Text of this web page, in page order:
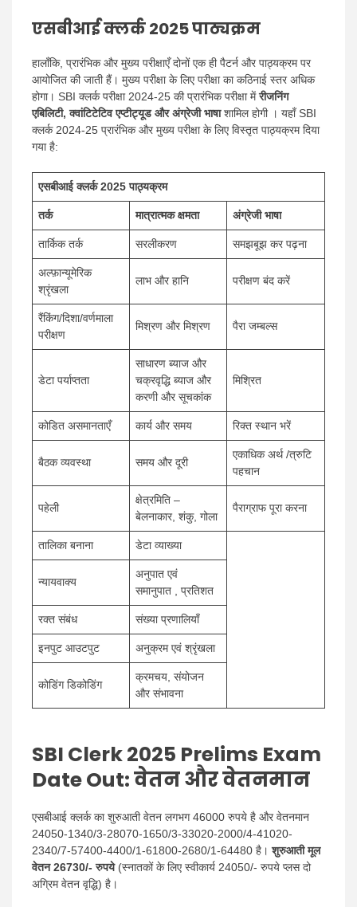
एसबीआई क्लर्क 2025 पाठ्यक्रम
हालाँकि, प्रारंभिक और मुख्य परीक्षाएँ दोनों एक ही पैटर्न और पाठ्यक्रम पर
आयोजित की जाती हैं। मुख्य परीक्षा के लिए परीक्षा का कठिनाई स्तर अधिक
होगा। SBI क्लर्क परीक्षा 2024-25 की प्रारंभिक परीक्षा मेंरीजनिंग
एबिलिटी, क्वांटिटेटिव एप्टीट्यूड और अंग्रेजी भाषाशामिल होगी । यहाँ SBI
क्लर्क 2024-25 प्रारंभिक और मुख्य परीक्षा के लिए विस्तृत पाठ्यक्रम दिया
गया है:
एसबीआई क्लर्क 2025 पाठ्यक्रम
तर्क मात्रात्मक क्षमता अंग्रेजी भाषा
तार्किक तर्क सरलीकरण समझबूझ कर पढ़ना
अल्फ़ान्यूमेरिक
श्रृंखला
लाभ और हानि परीक्षण बंद करें
रैंकिंग/दिशा/वर्णमाला
परीक्षण
मिश्रण और मिश्रण पैरा जम्बल्स
डेटा पर्याप्तता
साधारण ब्याज और
चक्रवृद्धि ब्याज और
करणी और सूचकांक
मिश्रित
कोडित असमानताएँ कार्य और समय रिक्त स्थान भरें
बैठक व्यवस्था समय और दूरी
एकाधिक अर्थ /त्रुटि
पहचान
पहेली
क्षेत्रमिति –
बेलनाकार, शंकु, गोला
पैराग्राफ पूरा करना
तालिका बनाना डेटा व्याख्या
न्यायवाक्य
अनुपात एवं
समानुपात , प्रतिशत
रक्त संबंध संख्या प्रणालियाँ
इनपुट आउटपुट अनुक्रम एवं श्रृंखला
कोडिंग डिकोडिंग
क्रमचय, संयोजन
और संभावना
SBI Clerk 2025 Prelims Exam
Date Out: वेतन और वेतनमान
एसबीआई क्लर्क का शुरुआती वेतन लगभग 46000 रुपये है और वेतनमान
24050-1340/3-28070-1650/3-33020-2000/4-41020-
2340/7-57400-4400/1-61800-2680/1-64480 है।शुरुआती मूल
वेतन 26730/- रुपये(स्नातकों के लिए स्वीकार्य 24050/- रुपये प्लस दो
अग्रिम वेतन वृद्धि) है।